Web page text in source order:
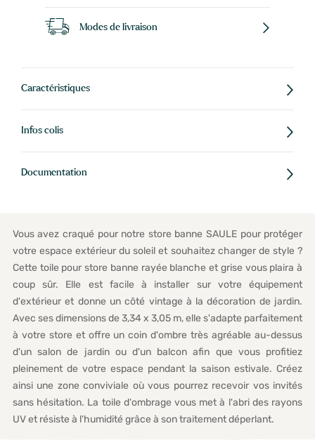
Modes de livraison
Caractéristiques
Infos colis
Documentation
Vous avez craqué pour notre store banne SAULE pour protéger
votre espace extérieur du soleil et souhaitez changer de style ?
Cette toile pour store banne rayée blanche et grise vous plaira à
coup sûr. Elle est facile à installer sur votre équipement
d'extérieur et donne un côté vintage à la décoration de jardin.
Avec ses dimensions de 3,34 x 3,05 m, elle s'adapte parfaitement
à votre store et offre un coin d'ombre très agréable au-dessus
d'un salon de jardin ou d'un balcon afin que vous profitiez
pleinement de votre espace pendant la saison estivale. Créez
ainsi une zone conviviale où vous pourrez recevoir vos invités
sans hésitation. La toile d'ombrage vous met à l'abri des rayons
UV et résiste à l'humidité grâce à son traitement déperlant.